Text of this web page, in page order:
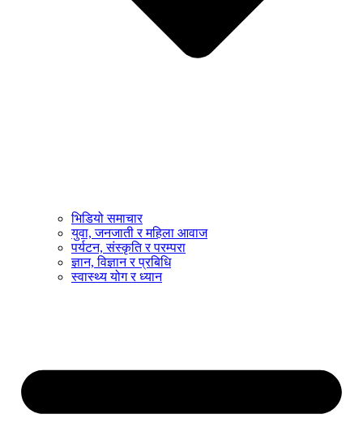
भिडियो समाचार
युवा, जनजाती र महिला आवाज
पर्यटन, संस्कृति र परम्परा
ज्ञान, विज्ञान र प्रबिधि
स्वास्थ्य योग र ध्यान